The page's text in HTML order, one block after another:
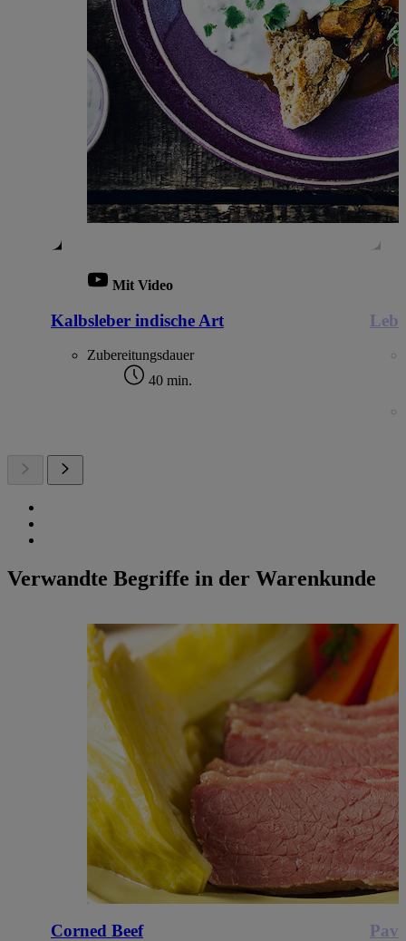
Mit Video
Kalbsleber indische Art
Zubereitungsdauer
40 min.
Verwandte Begriffe in der Warenkunde
Corned Beef